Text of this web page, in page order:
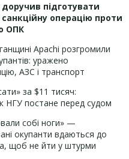
підготувати
санкційну операцію проти
ОПК
Apachi розгромили
уражено
АЗС і транспорт
за $11 тисяч:
НГУ постане перед судом
собі ноги» —
окупанти вдаються до
щоб не йти у штурми